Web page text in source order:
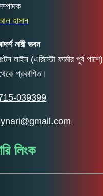
হাসান
নারী ভবন
লাইন (এরিস্টো ফার্মার পূর্ব পাশে)
প্রকাশিত।
039399
লিংক